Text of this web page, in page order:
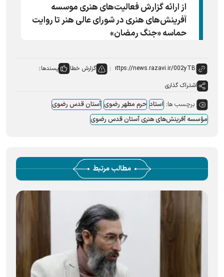
از ارائه گزارش فعالیت‌های هنری موسسه
آفرینش‌های هنری در شورای عالی هنر تا روایت
حماسه «جنگ رمضان»
گزارش خطا
پسندها:
اشتراک گذاری
برچسب ها: استاد حرم مطهر رضوی آستان قدس رضوی
مؤسسه آفرینش‌های هنری آستان قدس رضوی
مطالب مرتبط